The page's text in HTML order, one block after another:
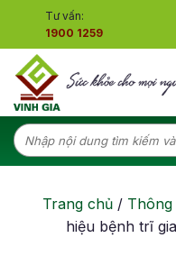
content
Tư vấn:
1900 1259
Tìm
kiếm:
Trang chủ /
hiệu bệnh trĩ